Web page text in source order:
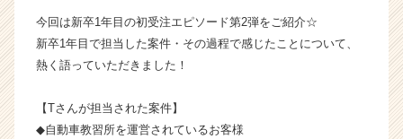
成
長
企
か
ら
今回は新卒1年目の初受注エピソード第2弾をご紹介☆
新卒1年目で担当した案件・その過程で感じたことについて、
熱く語っていただきました！
【Tさんが担当された案件】
◆自動車教習所を運営されているお客様